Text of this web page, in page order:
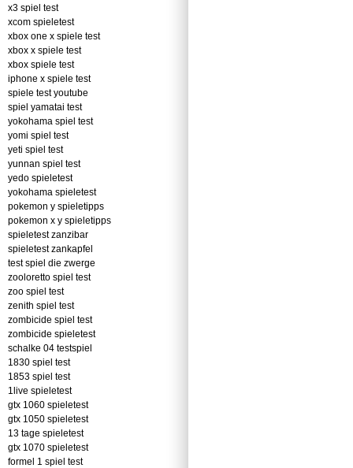
x3 spiel test
xcom spieletest
xbox one x spiele test
xbox x spiele test
xbox spiele test
iphone x spiele test
spiele test youtube
spiel yamatai test
yokohama spiel test
yomi spiel test
yeti spiel test
yunnan spiel test
yedo spieletest
yokohama spieletest
pokemon y spieletipps
pokemon x y spieletipps
spieletest zanzibar
spieletest zankapfel
test spiel die zwerge
zooloretto spiel test
zoo spiel test
zenith spiel test
zombicide spiel test
zombicide spieletest
schalke 04 testspiel
1830 spiel test
1853 spiel test
1live spieletest
gtx 1060 spieletest
gtx 1050 spieletest
13 tage spieletest
gtx 1070 spieletest
formel 1 spiel test